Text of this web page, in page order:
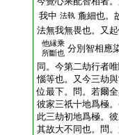
我中 法執 麁細也。
法無我無畏也。又
他縁乘
所斷也 分別智相應
同。今第二劫行者
惱等也。又今三劫
位最下。問。若爾
彼家三祇十地爲極
此三劫初地爲極。
其故大不同也。問